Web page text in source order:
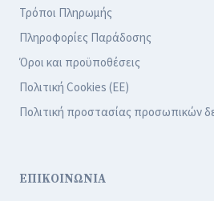
Τρόποι Πληρωμής
Πληροφορίες Παράδοσης
Όροι και προϋποθέσεις
Πολιτική Cookies (ΕΕ)
Πολιτική προστασίας προσωπικών
ΕΠΙΚΟΙΝΩΝΙΑ